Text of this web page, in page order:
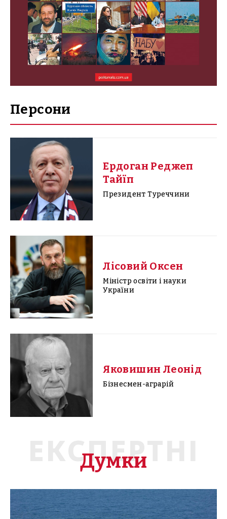
Персони
Ердоган Реджеп
Тайїп
Президент Туреччини
Лісовий Оксен
Міністр освіти і науки
України
Яковишин Леонід
Бізнесмен-аграрій
ЕКСПЕРТНІ
Думки